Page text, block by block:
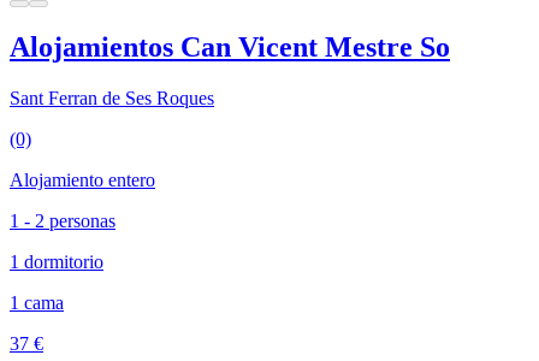
Alojamientos Can Vicent Mestre So
Sant Ferran de Ses Roques
(0)
Alojamiento entero
1 - 2 personas
1 dormitorio
1 cama
37 €